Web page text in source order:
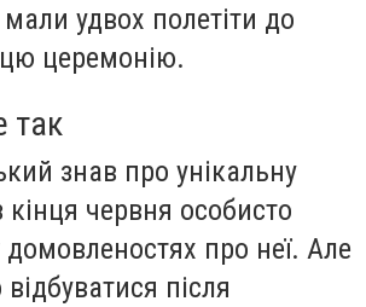
удвох полетіти до
церемонію.
так
знав про унікальну
кінця червня особисто
домовленостях про неї. Але
після